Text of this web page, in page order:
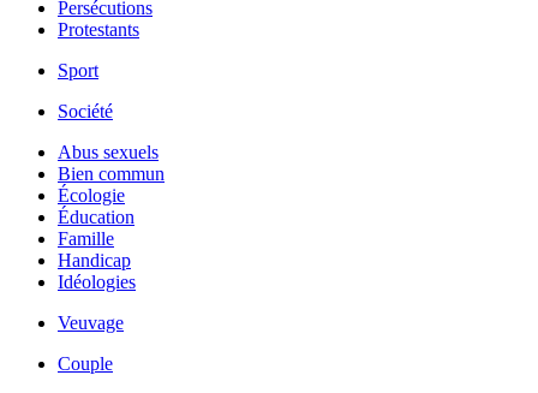
Persécutions
Protestants
Sport
Société
Abus sexuels
Bien commun
Écologie
Éducation
Famille
Handicap
Idéologies
Veuvage
Couple